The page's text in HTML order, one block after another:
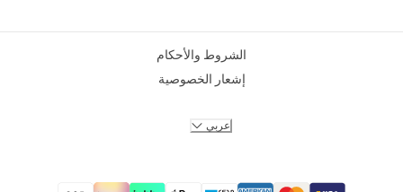
الشروط والأحكام
إشعار الخصوصية
عربي